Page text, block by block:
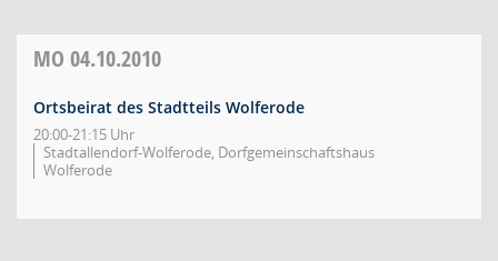
MO 04.10.2010
Ortsbeirat des Stadtteils Wolferode
20:00-21:15 Uhr
Stadtallendorf-Wolferode, Dorfgemeinschaftshaus
Wolferode